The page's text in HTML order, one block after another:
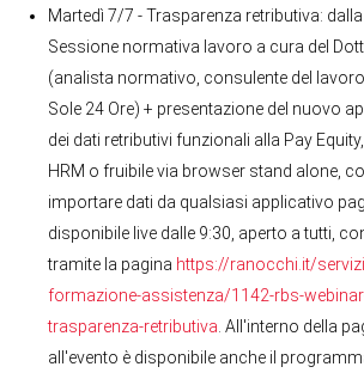
Martedì 7/7 - Trasparenza retributiva:
Sessione normativa lavoro a cura del
(analista normativo, consulente del
Sole 24 Ore) + presentazione del nuovo
dei dati retributivi funzionali alla Pay
HRM o fruibile via browser stand alone,
importare dati da qualsiasi applicativo
disponibile live dalle 9:30, aperto a tutti,
tramite la pagina https://ranocchi.it/
formazione-assistenza/1142-rbs-
trasparenza-retributiva . All'interno della
all'evento è disponibile anche il